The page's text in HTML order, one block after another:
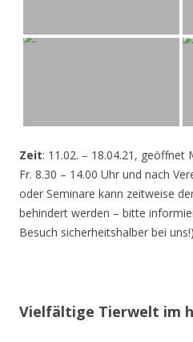
Zeit: 11.02. – 18.04.21, geöffnet
Fr. 8.30 – 14.00 Uhr und nach
oder Seminare kann zeitweise
behindert werden – bitte
Besuch sicherheitshalber bei uns!)
Vielfältige Tierwelt im